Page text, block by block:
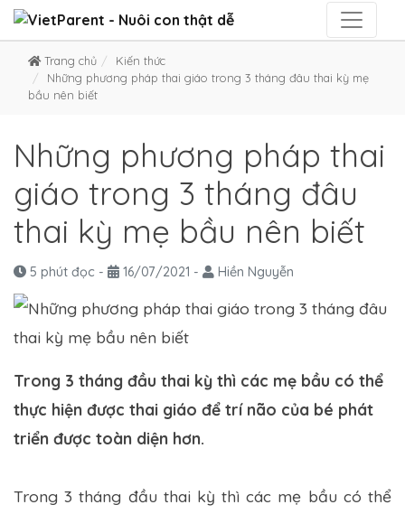
Trang chủ
Kiến thức
Những phương pháp thai giáo trong 3 tháng đâu thai kỳ mẹ
bầu nên biết
Những phương pháp thai
giáo trong 3 tháng đâu
thai kỳ mẹ bầu nên biết
5 phút đọc - 16/07/2021 - Hiền Nguyễn
Trong 3 tháng đầu thai kỳ thì các mẹ bầu có thể
thực hiện được thai giáo để trí não của bé phát
triển được toàn diện hơn.
Trong 3 tháng đầu thai kỳ thì các mẹ bầu có thể